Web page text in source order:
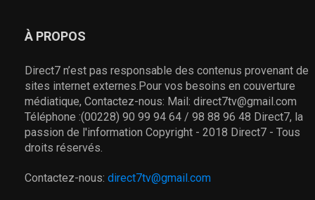
À PROPOS
Direct7 n’est pas responsable des contenus provenant de
sites internet externes.Pour vos besoins en couverture
médiatique, Contactez-nous: Mail: direct7tv@gmail.com
Téléphone :(00228) 90 99 94 64 / 98 88 96 48 Direct7, la
passion de l'information Copyright - 2018 Direct7 - Tous
droits réservés.
Contactez-nous: direct7tv@gmail.com